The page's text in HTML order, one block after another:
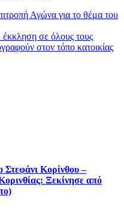
Αγώνα για το θέμα του
σε όλους τους
στον τόπο κατοικίας
Κορίνθου –
Ξεκίνησε από